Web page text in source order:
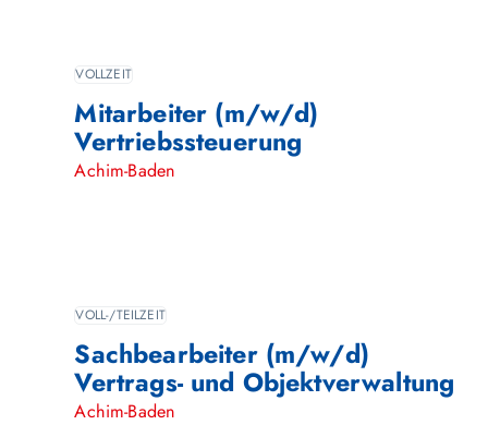
Mitarbeiter (m/w/d)
Vertriebssteuerung
Achim-Baden
VOLLZEIT
Sachbearbeiter (m/w/d)
Vertrags- und Objektverwaltung
Achim-Baden
VOLL-/TEILZEIT